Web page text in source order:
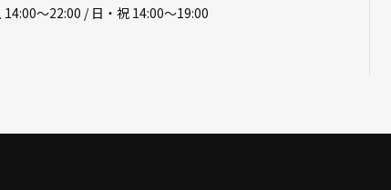
〜22:00 / 日・祝 14:00〜19:00